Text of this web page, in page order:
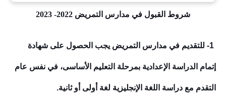
شروط القبول في مدارس التمريض 2022- 2023
1- للتقديم في مدارس التمريض يجب الحصول على شهادة
إتمام الدراسة الإعدادية بمرحلة التعليم الأساسى، في نفس عام
التقدم مع دراسة اللغة الإنجليزية لغة أولى أو ثانية.